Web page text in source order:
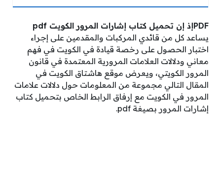
PDFإذ إن تحميل كتاب إشارات المرور الكويت pdf
يساعد كل من قائدي المركبات والمقدمين على إجراء
اختبار الحصول على رخصة قيادة في الكويت في فهم
معاني ودلالات العلامات المرورية المعتمدة في قانون
المرور الكويتي، ويعرض موقع هاشتاق الكويت في
المقال التالي مجموعة من المعلومات حول دلالات علامات
المرور في الكويت مع إرفاق الرابط الخاص بتحميل كتاب
إشارات المرور بصيغة pdf.